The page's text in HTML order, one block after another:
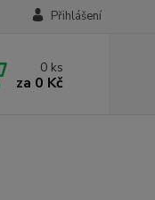
Přihlášení
0 ks
za 0 Kč